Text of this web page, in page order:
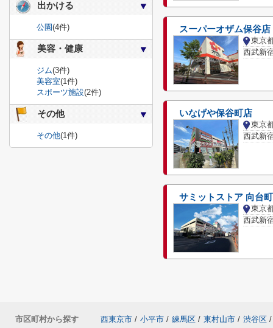
スーパーオザム保谷店
東京
西武新
いなげや保谷町店
東京
西武新
サミットストア 向台
東京
西武新
出かける
公園(4件)
美容・健康
ジム(3件)
美容室(1件)
スポーツ施設(2件)
その他
その他(1件)
市区町村から探す 西東京市 / 小平市 / 練馬区 / 東村山市 / 渋谷区 /